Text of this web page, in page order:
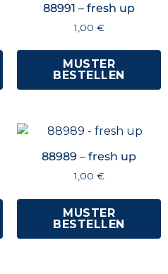
88991 – fresh up
1,00 €
MUSTER
BESTELLEN
88989 – fresh up
1,00 €
MUSTER
BESTELLEN